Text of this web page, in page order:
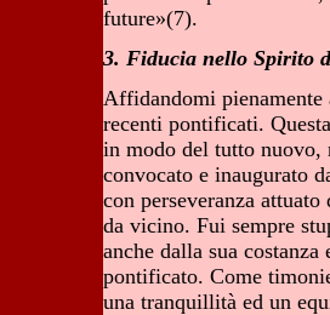
future»(7).
3. Fiducia nello Spirito
Affidandomi
recenti pontificati.
in modo del tutto
convocato e inaugurato
con perseveranza
da vicino. Fui sempre
anche dalla sua
pontificato. Come
una tranquillità ed un